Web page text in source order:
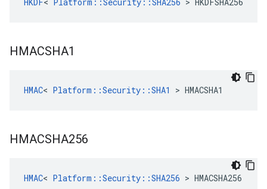
HMACSHA1
HMAC< Platform::Security::SHA1 > HMACSHA1
HMACSHA256
HMAC< Platform::Security::SHA256 > HMACSHA256